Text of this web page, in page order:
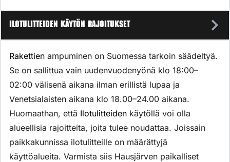
Ilotulitteiden käytön rajoitukset
Rakettien ampuminen on Suomessa tarkoin säädeltyä.
Se on sallittua vain uudenvuodenyönä klo 18:00–
02:00 välisenä aikana ilman erillistä lupaa ja
Venetsialaisten aikana klo 18.00–24.00 aikana.
Huomaathan, että Ilotulitteiden käytöllä voi olla
alueellisia rajoitteita, joita tulee noudattaa. Joissain
paikkakunnissa ilotulitteille on määrättyjä
käyttöalueita. Varmista siis Hausjärven paikalliset